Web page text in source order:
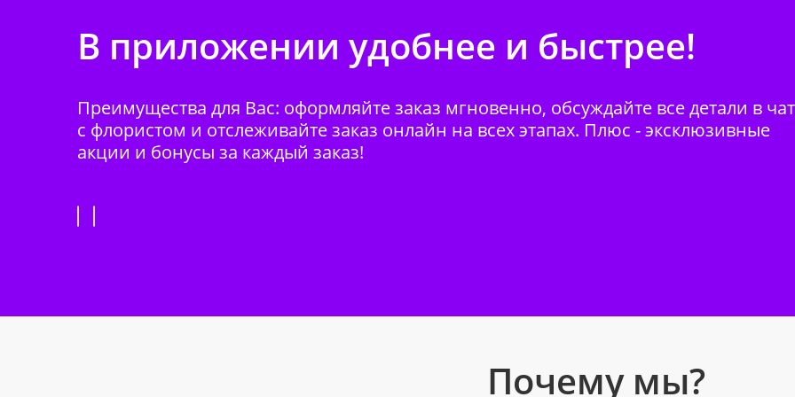
В приложении удобнее и быстрее!
Преимущества для Вас: оформляйте заказ мгновенно, обсуждайте все детали в
с флористом и отслеживайте заказ онлайн на всех этапах. Плюс - эксклюзивные
акции и бонусы за каждый заказ!
Почему мы?